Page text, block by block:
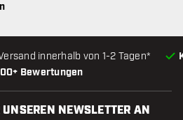
Bewertungen
innerhalb von 1-2 Tagen*
NEWSLETTER AN